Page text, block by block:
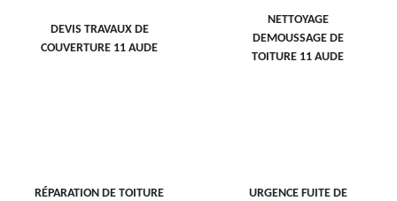
DEVIS TRAVAUX DE
COUVERTURE 11 AUDE
NETTOYAGE
DEMOUSSAGE DE
TOITURE 11 AUDE
RÉPARATION DE TOITURE
URGENCE FUITE DE